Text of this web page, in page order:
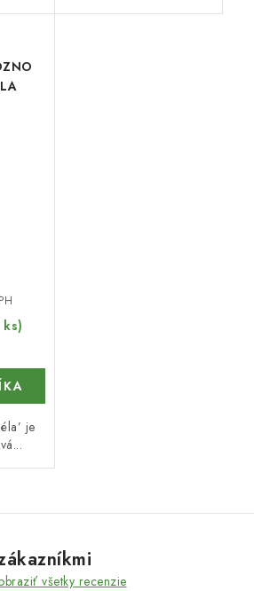
ks)
je
všetky recenzie